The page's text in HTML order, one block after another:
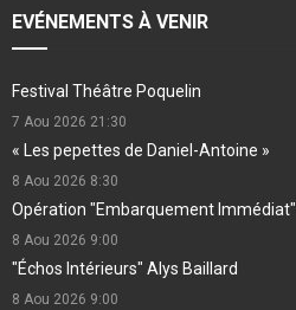
EVÉNEMENTS À VENIR
Festival Théâtre Poquelin
7 Aou 2026 21:30
« Les pepettes de Daniel-Antoine »
8 Aou 2026 8:30
Opération "Embarquement Immédiat"
8 Aou 2026 9:00
"Échos Intérieurs" Alys Baillard
8 Aou 2026 9:00